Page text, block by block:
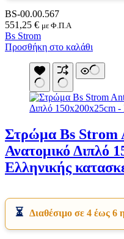
BS-00.00.567
551,25 € με Φ.Π.Α
Bs Strom
Προσθήκη στο καλάθι
Στρώμα Bs Strom
Ανατομικό Διπλό
Ελληνικής
Διαθέσιμο σε 4 έως 6